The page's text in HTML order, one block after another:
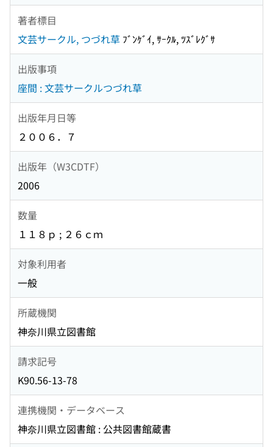
著者標目
文芸サークル, つづれ草 ﾌﾞﾝｹﾞｲ, ｻｰｸﾙ, ﾂｽﾞﾚｸﾞｻ
出版事項
座間 : 文芸サークルつづれ草
出版年月日等
２００６．７
出版年（W3CDTF）
2006
数量
１１８ｐ ; ２６ｃｍ
対象利用者
一般
所蔵機関
神奈川県立図書館
請求記号
K90.56-13-78
連携機関・データベース
神奈川県立図書館 : 公共図書館蔵書